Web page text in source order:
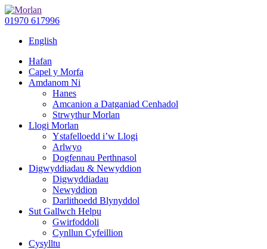
01970 617996
English
Hafan
Capel y Morfa
Amdanom Ni
Hanes
Amcanion a Datganiad Cenhadol
Strwythur Morlan
Llogi Morlan
Ystafelloedd i’w Llogi
Arlwyo
Dogfennau Perthnasol
Digwyddiadau & Newyddion
Digwyddiadau
Newyddion
Darlithoedd Blynyddol
Sut Gallwch Helpu
Gwirfoddoli
Cynllun Cyfeillion
Cysylltu